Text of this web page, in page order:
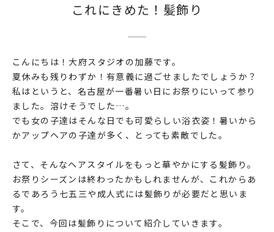
これにきめた！髪飾り
こんにちは！大府スタジオの加藤です。
夏休みも残りわずか！有意義に過ごせましたでしょうか？
私はというと、名古屋が一番暑い日にお祭りにいって参り
ました。溶けそうでした…。
でも女の子達はそんな日でも可愛らしい浴衣姿！暑いから
かアップヘアの子達が多く、とっても素敵でした。
さて、そんなヘアスタイルをもっと華やかにする髪飾り。
お祭りシーズンは終わったかもしれませんが、これからあ
るであろう七五三や成人式には髪飾りが必要だと思いま
す。
そこで、今回は髪飾りについて紹介していきます。